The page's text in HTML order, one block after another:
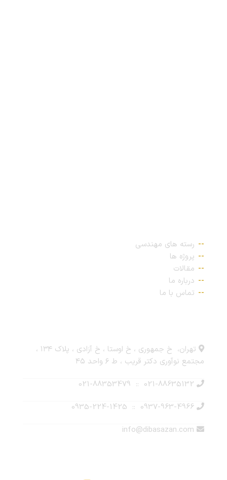
رسته های مهندسی
پروژه ها
مقالات
درباره ما
تماس با ما
تهران، خ جمهوری ، خ اوستا ، خ آزادی ، پلاک ۱۳۴ ،
مجتمع نوآوری دکتر قریب ، ط ۶ واحد ۴۵